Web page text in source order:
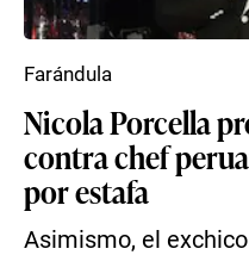
Nicola Porcella
contra chef
por estafa
Asimismo, el
Farándula